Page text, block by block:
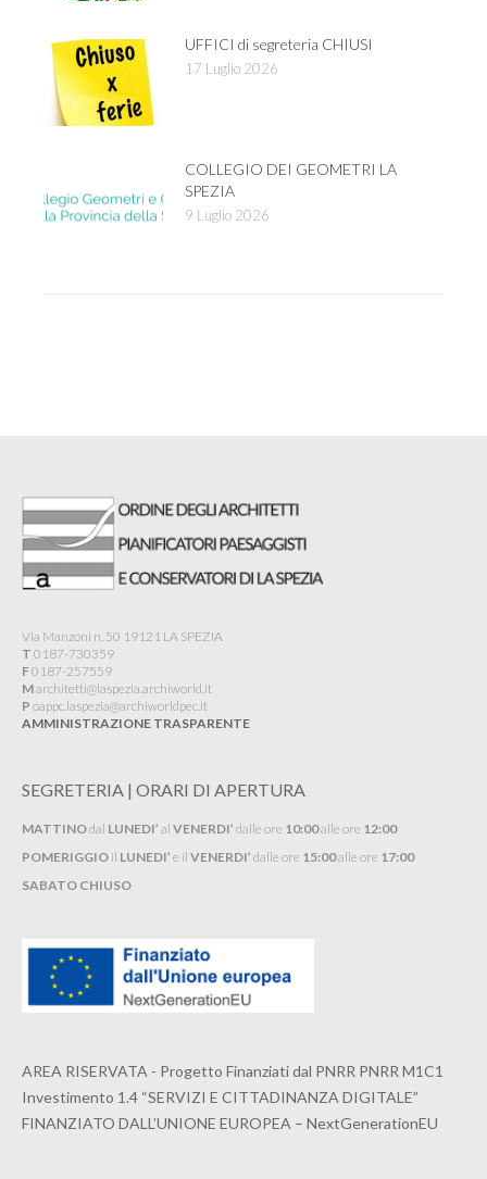
UFFICI di segreteria CHIUSI
17 Luglio 2026
COLLEGIO DEI GEOMETRI LA
SPEZIA
9 Luglio 2026
Via Manzoni n. 50 19121 LA SPEZIA
T 0187-730359
F0187-257559
Marchitetti@laspezia.archiworld.it
P oappc.laspezia@archiworldpec.it​
AMMINISTRAZIONE TRASPARENTE
SEGRETERIA | ORARI DI APERTURA
MATTINOdal LUNEDI’ al VENERDI’ dalle ore 10:00alle ore 12:00
POMERIGGIO il LUNEDI’ e il VENERDI’ dalle ore 15:00alle ore 17:00
SABATO CHIUSO
AREA RISERVATA - Progetto Finanziati dal PNRR PNRR M1C1
Investimento 1.4 “SERVIZI E CITTADINANZA DIGITALE”
FINANZIATO DALL’UNIONE EUROPEA – NextGenerationEU